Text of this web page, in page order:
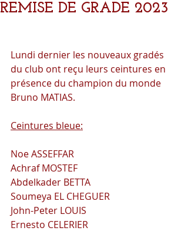
REMISE DE GRADE 2023
Lundi dernier les nouveaux gradés
du club ont reçu leurs ceintures en
présence du champion du monde
Bruno MATIAS.
Ceintures bleue:
Noe ASSEFFAR
Achraf MOSTEF
Abdelkader BETTA
Soumeya EL CHEGUER
John-Peter LOUIS
Ernesto CELERIER